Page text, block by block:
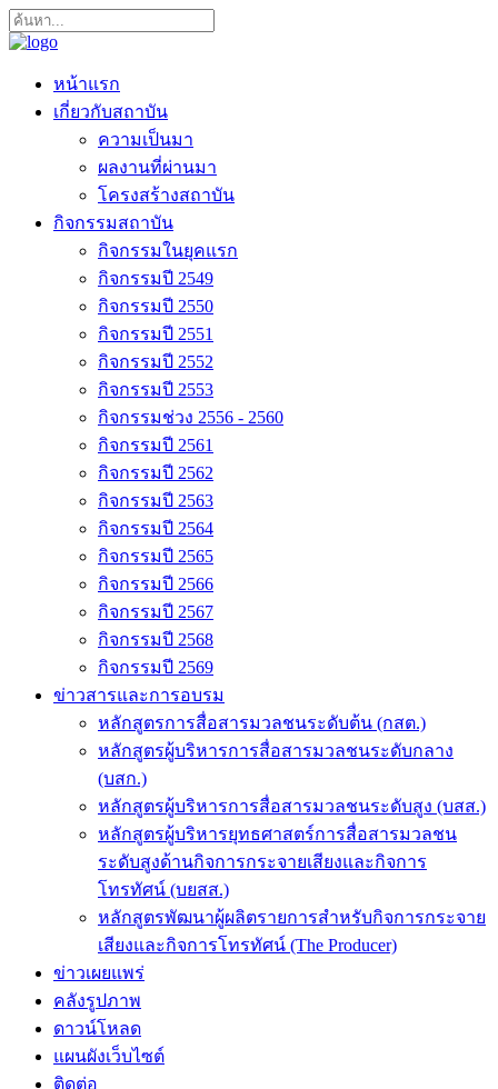
หน้าแรก
เกี่ยวกับสถาบัน
ความเป็นมา
ผลงานที่ผ่านมา
โครงสร้างสถาบัน
กิจกรรมสถาบัน
กิจกรรมในยุคแรก
กิจกรรมปี 2549
กิจกรรมปี 2550
กิจกรรมปี 2551
กิจกรรมปี 2552
กิจกรรมปี 2553
กิจกรรมช่วง 2556 - 2560
กิจกรรมปี 2561
กิจกรรมปี 2562
กิจกรรมปี 2563
กิจกรรมปี 2564
กิจกรรมปี 2565
กิจกรรมปี 2566
กิจกรรมปี 2567
กิจกรรมปี 2568
กิจกรรมปี 2569
ข่าวสารและการอบรม
หลักสูตรการสื่อสารมวลชนระดับต้น (กสต.)
หลักสูตรผู้บริหารการสื่อสารมวลชนระดับกลาง
(บสก.)
หลักสูตรผู้บริหารการสื่อสารมวลชนระดับสูง (บสส.)
หลักสูตรผู้บริหารยุทธศาสตร์การสื่อสารมวลชน
ระดับสูงด้านกิจการกระจายเสียงและกิจการ
โทรทัศน์ (บยสส.)
หลักสูตรพัฒนาผู้ผลิตรายการสำหรับกิจการกระจาย
เสียงและกิจการโทรทัศน์ (The Producer)
ข่าวเผยแพร่
คลังรูปภาพ
ดาวน์โหลด
แผนผังเว็บไซต์
ติดต่อ